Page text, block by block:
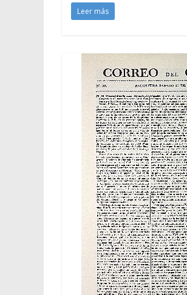
Leer más